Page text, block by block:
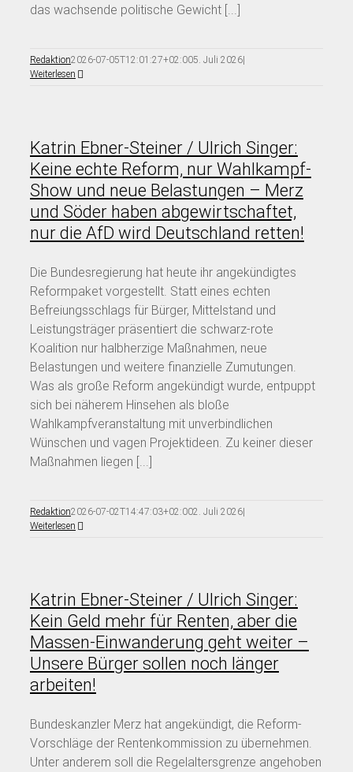
das wachsende politische Gewicht [...]
Redaktion2026-07-05T12:01:27+02:005. Juli 2026|
Weiterlesen
Katrin Ebner-Steiner / Ulrich Singer:
Keine echte Reform, nur Wahlkampf-
Show und neue Belastungen – Merz
und Söder haben abgewirtschaftet,
nur die AfD wird Deutschland retten!
Die Bundesregierung hat heute ihr angekündigtes
Reformpaket vorgestellt. Statt eines echten
Befreiungsschlags für Bürger, Mittelstand und
Leistungsträger präsentiert die schwarz-rote
Koalition nur halbherzige Maßnahmen, neue
Belastungen und weitere finanzielle Zumutungen.
Was als große Reform angekündigt wurde, entpuppt
sich bei näherem Hinsehen als bloße
Wahlkampfveranstaltung mit unverbindlichen
Wünschen und vagen Projektideen. Zu keiner dieser
Maßnahmen liegen [...]
Redaktion2026-07-02T14:47:03+02:002. Juli 2026|
Weiterlesen
Katrin Ebner-Steiner / Ulrich Singer:
Kein Geld mehr für Renten, aber die
Massen-Einwanderung geht weiter –
Unsere Bürger sollen noch länger
arbeiten!
Bundeskanzler Merz hat angekündigt, die Reform-
Vorschläge der Rentenkommission zu übernehmen.
Unter anderem soll die Regelaltersgrenze angehoben